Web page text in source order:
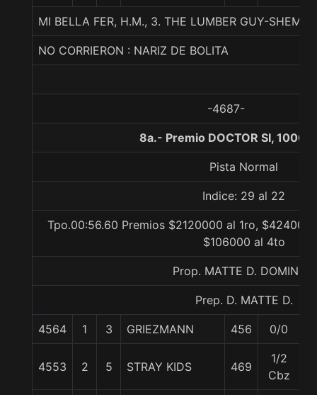
MI BELLA FER, H.M., 3. THE LUMBER GUY-
NO CORRIERON : NARIZ DE BOLITA
-4687-
8a.- Premio DOCTOR SI, 1000
Pista Normal
Indice: 29 al 22
Tpo.00:56.60 Premios $2120000 al 1ro,
$106000 al 4to
Prop. MATTE D. DOMINGO
Prep. D. MATTE D.
4564 1 3 GRIEZMANN 456 0/0
4553 2 5 STRAY KIDS 469
1/2
Cbz